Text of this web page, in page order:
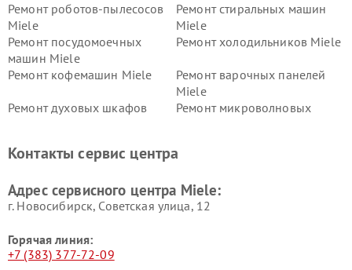
Ремонт роботов-пылесосов
Miele
Ремонт стиральных машин
Miele
Ремонт посудомоечных
машин Miele
Ремонт холодильников Miele
Ремонт кофемашин Miele
Ремонт варочных панелей
Miele
Ремонт духовых шкафов
Ремонт микроволновых
Miele
Miele
пылесосов Miele
Контакты сервис центра
Адрес сервисного центра Miele:
г. Новосибирск, Советская улица, 12
Горячая линия:
+7 (383) 377-72-09